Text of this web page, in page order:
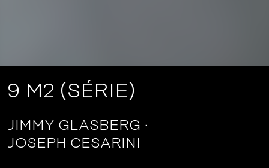
9 M2 (SÉRIE)
JIMMY GLASBERG
JOSEPH CESARINI